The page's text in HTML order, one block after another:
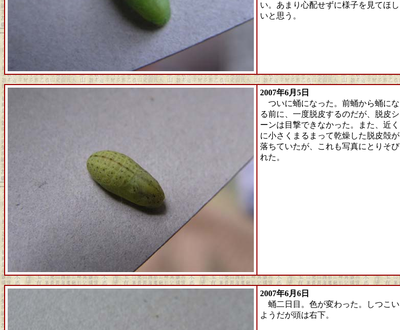
い。あまり心配せずに様子を見てほし
いと思う。
2007年6月5日
ついに蛹になった。前蛹から蛹にな
る前に、一度脱皮するのだが、脱皮シ
ーンは目撃できなかった。また、近く
に小さくまるまって乾燥した脱皮殻が
落ちていたが、これも写真にとりそび
れた。
2007年6月6日
蛹二日目。色が変わった。しつこい
ようだが頭は右下。